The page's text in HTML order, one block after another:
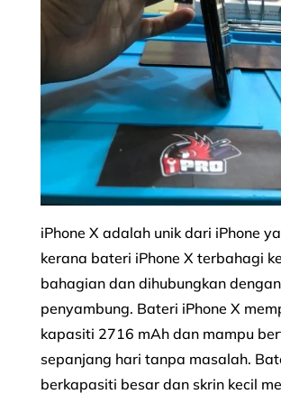
iPhone X adalah unik dari iPhone
kerana bateri iPhone X terbahagi
bahagian dan dihubungkan
penyambung. Bateri iPhone X
kapasiti 2716 mAh dan mampu
sepanjang hari tanpa masalah.
berkapasiti besar dan skrin kecil